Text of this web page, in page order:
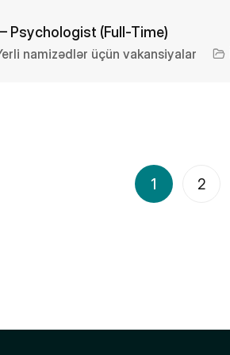
Psychologist (Full-Time)
namizədlər üçün vakansiyalar
1 2